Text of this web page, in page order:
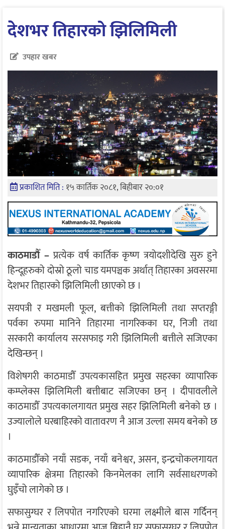
देशभर तिहारको झिलिमिली
उपहार खबर
प्रकाशित मिति : १५ कार्तिक २०८१, बिहीबार २०:०१
काठमाडौँ –प्रत्येक वर्ष कार्तिक कृष्ण त्रयोदशीदेखि सुरु हुने
हिन्दूहरुको दोस्रो ठूलो चाड यमपञ्चक अर्थात् तिहारका अवसरमा
देशभर तिहारको झिलिमिली छाएको छ ।
सयपत्री र मखमली फूल, बत्तीको झिलिमिली तथा सप्तरङ्गी
पर्वका रुपमा मानिने तिहारमा नागरिकका घर, निजी तथा
सरकारी कार्यालय सरसफाइ गरी झिलिमिली बत्तीले सजिएका
देखिन्छन् ।
विशेषगरी काठमाडौँ उपत्यकासहित प्रमुख सहरका व्यापारिक
कम्प्लेक्स झिलिमिली बत्तीबाट सजिएका छन् । दीपावलीले
काठमाडौँ उपत्यकालगायत प्रमुख सहर झिलिमिली बनेको छ ।
उज्यालोले घरबाहिरको वातावरण नै आज उल्ला समय बनेको छ
।
काठमाडौँको नयाँ सडक, नयाँ बनेश्वर, असन, इन्द्रचोकलगायत
व्यापारिक क्षेत्रमा तिहारको किनमेलका लागि सर्वसाधरणको
घुइँचो लागेको छ ।
सफासुग्घर र लिपपोत नगरिएको घरमा लक्ष्मीले बास गर्दिनन्